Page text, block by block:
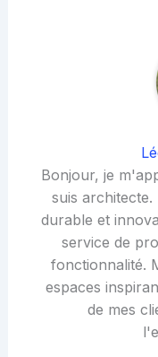
Bonjour, je
suis
durable et
service de
fonctionnalité.
espaces
de mes